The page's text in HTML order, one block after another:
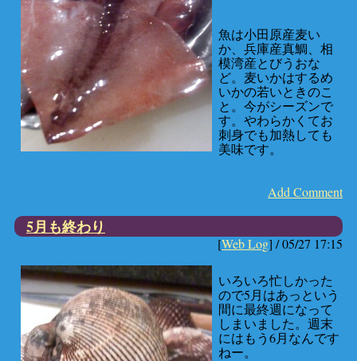
魚は小田原産麦い
か、兵庫産真鯛、相
模湾産とびうおな
ど。麦いかはするめ
いかの若いときのこ
と。今がシーズンで
す。やわらかくてお
刺身でも加熱しても
美味です。
Add Comment
5月も終わり
[Web Log] /05/27 17:15
いろいろ忙しかった
ので5月はあっという
間に最終週になって
しまいました。週末
にはもう6月なんです
ねー。